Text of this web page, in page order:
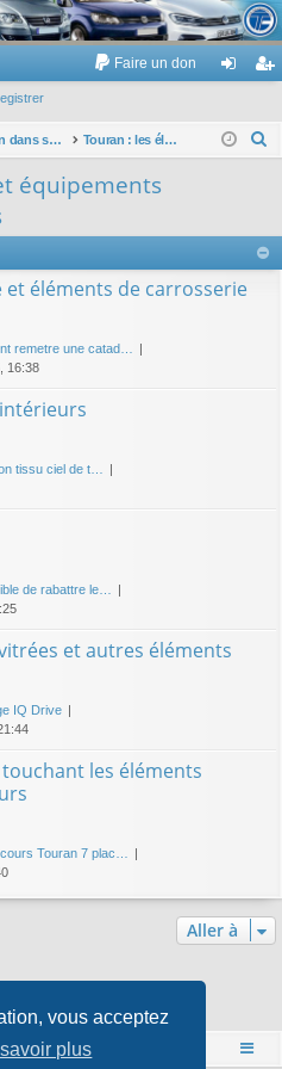
vous acceptez
plus
du Volkswagen Touran
Faire un don
ne nr
Le touran dans ses versions I (V1 V2 V3) et II ... Touran : les éléments et équipements extérieurs et intérieurs
r
équipements
éléments de carrosserie
remetre une catad…
16:38
tissu ciel de t…
de rabattre le…
et autres éléments
IQ Drive
les éléments
Touran 7 plac…
Aller à
enregistré et 1 invité